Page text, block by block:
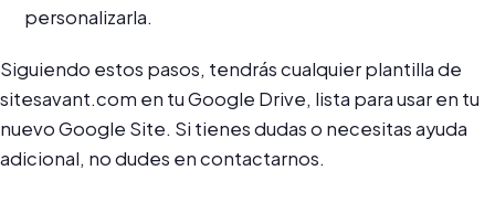
personalizarla.
Siguiendo estos pasos, tendrás cualquier plantilla de
sitesavant.com en tu Google Drive, lista para usar en tu
nuevo Google Site. Si tienes dudas o necesitas ayuda
adicional, no dudes en contactarnos.